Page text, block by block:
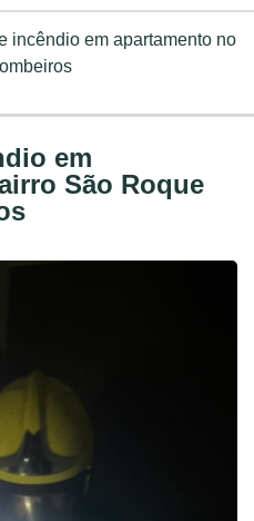
incêndio em apartamento no
em
São Roque